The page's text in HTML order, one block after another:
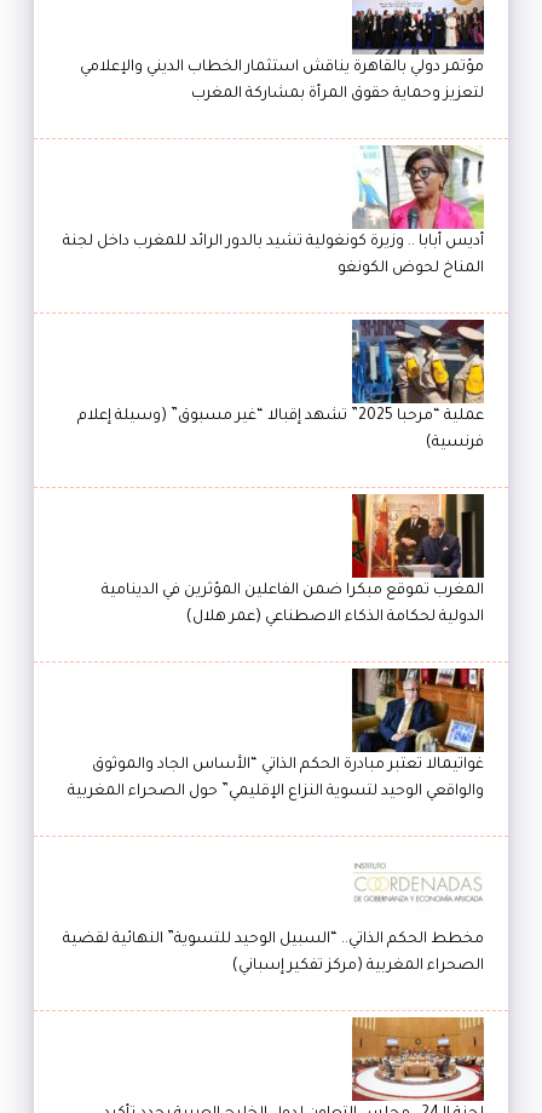
مؤتمر دولي بالقاهرة يناقش استثمار الخطاب الديني والإعلامي
لتعزيز وحماية حقوق المرأة بمشاركة المغرب
أديس أبابا .. وزيرة كونغولية تشيد بالدور الرائد للمغرب داخل لجنة
المناخ لحوض الكونغو
عملية “مرحبا 2025” تشهد إقبالا “غير مسبوق” (وسيلة إعلام
فرنسية)
المغرب تموقع مبكرا ضمن الفاعلين المؤثرين في الدينامية
الدولية لحكامة الذكاء الاصطناعي (عمر هلال)
غواتيمالا تعتبر مبادرة الحكم الذاتي “الأساس الجاد والموثوق
والواقعي الوحيد لتسوية النزاع الإقليمي” حول الصحراء المغربية
مخطط الحكم الذاتي.. “السبيل الوحيد للتسوية” النهائية لقضية
الصحراء المغربية (مركز تفكير إسباني)